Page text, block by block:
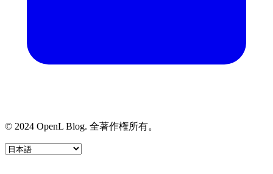
© 2024 OpenL Blog. 全著作権所有。